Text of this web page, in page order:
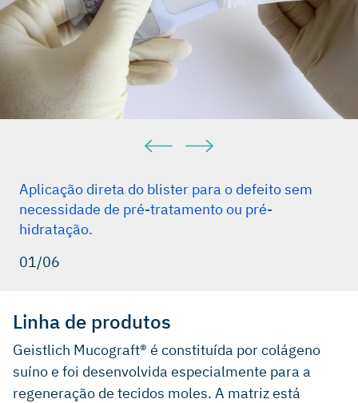
Aplicação direta do blister para o defeito sem
necessidade de pré-tratamento ou pré-
hidratação.
01/06
Linha de produtos
Geistlich Mucograft® é constituída por colágeno
suíno e foi desenvolvida especialmente para a
regeneração de tecidos moles. A matriz está